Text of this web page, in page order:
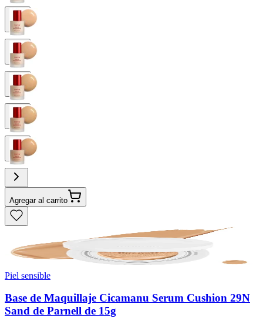
Agregar al carrito
Piel sensible
Base de Maquillaje Cicamanu Serum Cushion 29N
Sand de Parnell de 15g